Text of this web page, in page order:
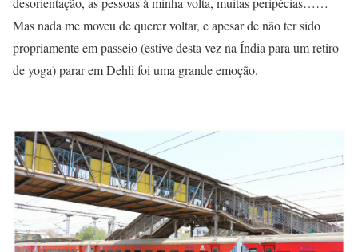
Mas nada me moveu de querer voltar, e apesar de não ter sido
propriamente em passeio (estive desta vez na Índia para um retiro
de yoga) parar em Dehli foi uma grande emoção.